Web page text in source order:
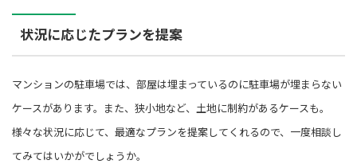
状況に応じたプランを提案
マンションの駐車場では、部屋は埋まっているのに駐車場が埋まらない
ケースがあります。また、狭小地など、土地に制約があるケースも。
様々な状況に応じて、最適なプランを提案してくれるので、一度相談し
てみてはいかがでしょうか。